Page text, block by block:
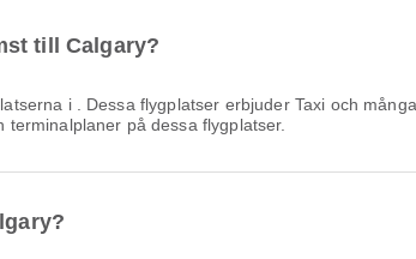
till Calgary?
i . Dessa flygplatser erbjuder Taxi och
på dessa flygplatser.